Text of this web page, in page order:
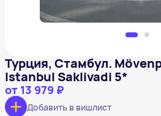
Турция, Стамбул.
Istanbul Saklivadi 5*
от 13 979 ₽
Добавить в вишлист